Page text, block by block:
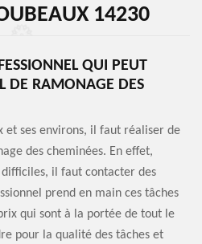
14230
QUI PEUT
DE RAMONAGE DES
et ses environs, il faut réaliser de
des cheminées. En effet,
il faut contacter des
prend en main ces tâches
qui sont à la portée de tout le
pour la qualité des tâches et